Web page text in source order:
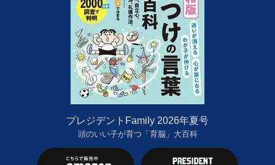
プレジデントFamily 2026年夏号
頭のいい子が育つ「育脳」大百科